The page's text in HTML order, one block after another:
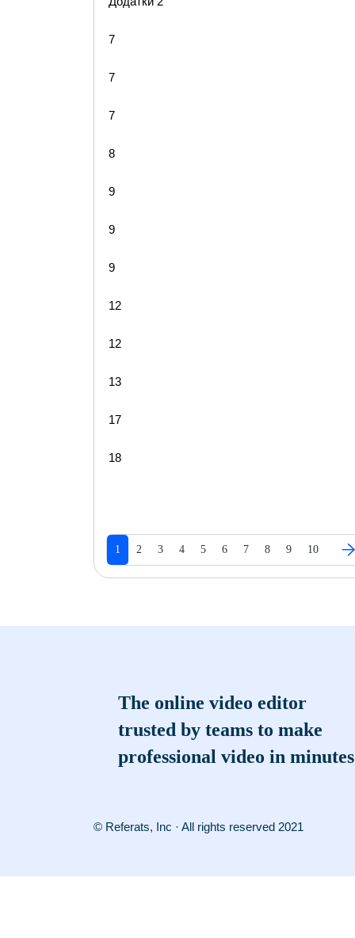
7
7
7
8
9
9
9
12
12
13
17
18
1 2 3 4 5 6 7 8 9 10
The online video editor
trusted by teams to make
professional video in minutes
© Referats, Inc · All rights reserved 2021